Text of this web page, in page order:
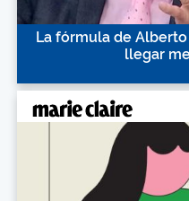
La fórmula de
llegar